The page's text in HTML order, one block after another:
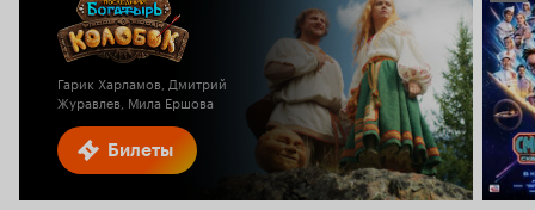
Билеты
Гарик Харламов, Дмитрий
Журавлев, Мила Ершова
6.5